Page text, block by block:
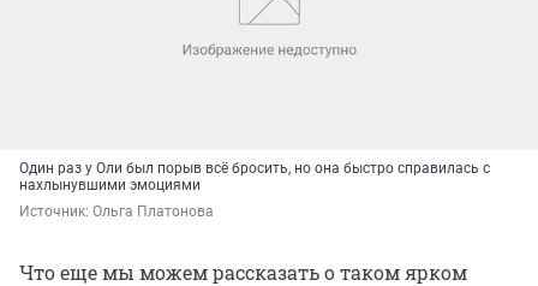
Один раз у Оли был порыв всё бросить, но она быстро справилась с
нахлынувшими эмоциями
Источник: Ольга Платонова
Что еще мы можем рассказать о таком ярком